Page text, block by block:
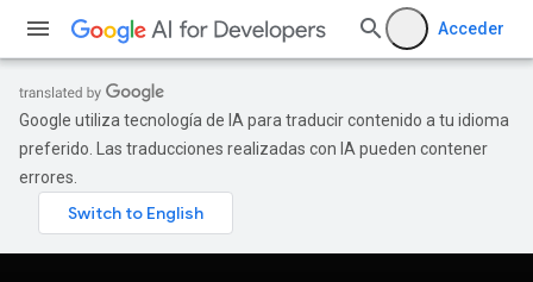
Acceder
Google utiliza tecnología de IA para traducir contenido a tu idioma
preferido. Las traducciones realizadas con IA pueden contener
errores.